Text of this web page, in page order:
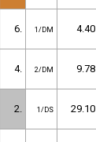
6. 1/DM 4.40
4. 2/DM 9.78
2. 1/DS 29.10